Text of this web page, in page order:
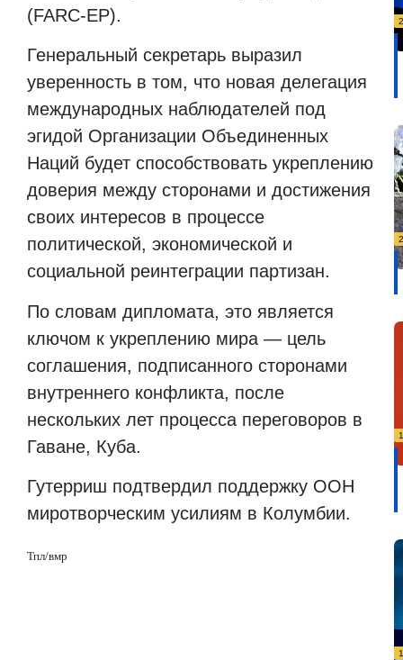
(FARC-EP).
Генеральный секретарь выразил
уверенность в том, что новая делегация
международных наблюдателей под
эгидой Организации Объединенных
Наций будет способствовать укреплению
доверия между сторонами и достижения
своих интересов в процессе
политической, экономической и
социальной реинтеграции партизан.
По словам дипломата, это является
ключом к укреплению мира — цель
соглашения, подписанного сторонами
внутреннего конфликта, после
нескольких лет процесса переговоров в
Гаване, Куба.
Гутерриш подтвердил поддержку ООН
миротворческим усилиям в Колумбии.
Тпл/вмр